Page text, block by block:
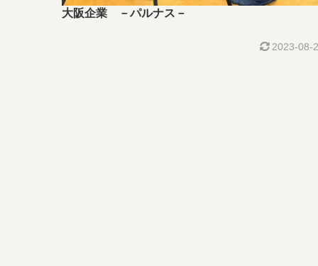
大阪企業 －パルナス－
2023-08-